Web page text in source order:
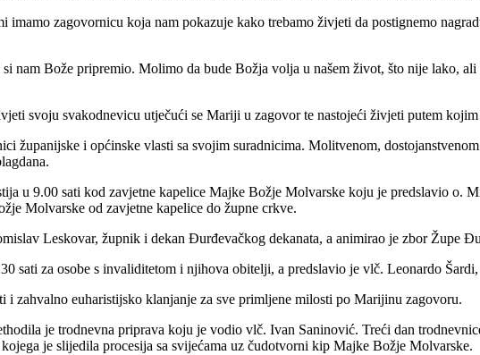
imamo zagovornicu koja nam pokazuje kako trebamo živjeti da postignemo
nam Bože pripremio. Molimo da bude Božja volja u našem život, što nije lako,
svoju svakodnevicu utječući se Mariji u zagovor te nastojeći živjeti putem
županijske i općinske vlasti sa svojim suradnicima. Molitvenom,
u 9.00 sati kod zavjetne kapelice Majke Božje Molvarske koju je predslavio
Molvarske od zavjetne kapelice do župne crkve.
Leskovar, župnik i dekan Đurđevačkog dekanata, a animirao je zbor Župe
sati za osobe s invaliditetom i njihova obitelji, a predslavio je vlč. Leonardo
i zahvalno euharistijsko klanjanje za sve primljene milosti po Marijinu zagovoru.
je trodnevna priprava koju je vodio vlč. Ivan Saninović. Treći dan
je slijedila procesija sa svijećama uz čudotvorni kip Majke Božje Molvarske.